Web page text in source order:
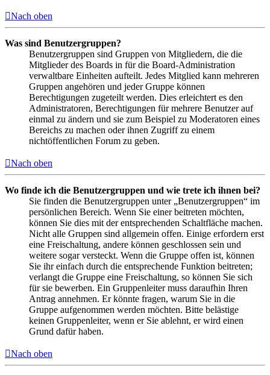
Nach oben
Was sind Benutzergruppen?
Benutzergruppen sind Gruppen von Mitgliedern, die die
Mitglieder des Boards in für die Board-Administration
verwaltbare Einheiten aufteilt. Jedes Mitglied kann mehreren
Gruppen angehören und jeder Gruppe können
Berechtigungen zugeteilt werden. Dies erleichtert es den
Administratoren, Berechtigungen für mehrere Benutzer auf
einmal zu ändern und sie zum Beispiel zu Moderatoren eines
Bereichs zu machen oder ihnen Zugriff zu einem
nichtöffentlichen Forum zu geben.
Nach oben
Wo finde ich die Benutzergruppen und wie trete ich ihnen bei?
Sie finden die Benutzergruppen unter „Benutzergruppen“ im
persönlichen Bereich. Wenn Sie einer beitreten möchten,
können Sie dies mit der entsprechenden Schaltfläche machen.
Nicht alle Gruppen sind allgemein offen. Einige erfordern erst
eine Freischaltung, andere können geschlossen sein und
weitere sogar versteckt. Wenn die Gruppe offen ist, können
Sie ihr einfach durch die entsprechende Funktion beitreten;
verlangt die Gruppe eine Freischaltung, so können Sie sich
für sie bewerben. Ein Gruppenleiter muss daraufhin Ihren
Antrag annehmen. Er könnte fragen, warum Sie in die
Gruppe aufgenommen werden möchten. Bitte belästige
keinen Gruppenleiter, wenn er Sie ablehnt, er wird einen
Grund dafür haben.
Nach oben